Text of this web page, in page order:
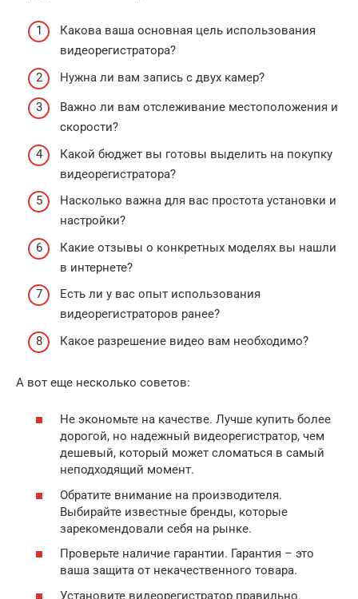
Какова ваша основная цель использования
видеорегистратора?
Нужна ли вам запись с двух камер?
Важно ли вам отслеживание местоположения и
скорости?
Какой бюджет вы готовы выделить на покупку
видеорегистратора?
Насколько важна для вас простота установки и
настройки?
Какие отзывы о конкретных моделях вы нашли
в интернете?
Есть ли у вас опыт использования
видеорегистраторов ранее?
Какое разрешение видео вам необходимо?
А вот еще несколько советов:
Не экономьте на качестве. Лучше купить более
дорогой, но надежный видеорегистратор, чем
дешевый, который может сломаться в самый
неподходящий момент.
Обратите внимание на производителя.
Выбирайте известные бренды, которые
зарекомендовали себя на рынке.
Проверьте наличие гарантии. Гарантия – это
ваша защита от некачественного товара.
Установите видеорегистратор правильно.